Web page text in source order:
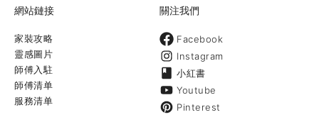
網站鏈接
家裝攻略
靈感圖片
師傅入駐
師傅清单
服務清单
關注我們
Facebook
Instagram
小紅書
Youtube
Pinterest